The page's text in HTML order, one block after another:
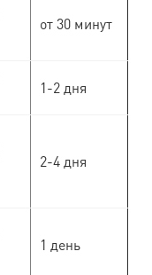
от 30 минут
1-2 дня
2-4 дня
1 день